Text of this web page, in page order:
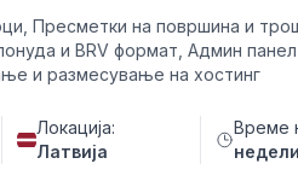
Пресметки на површина и
и BRV формат, Админ
и размесување на хостинг
Локација:
Латвија
Време
недели